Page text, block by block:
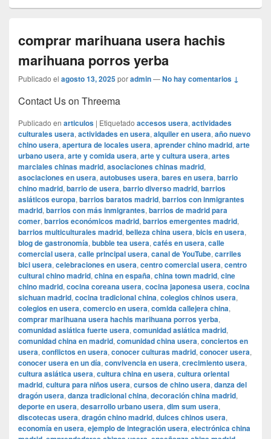
comprar marihuana usera hachis
marihuana porros yerba
Publicado el agosto 13, 2025poradmin—No hay comentarios ↓
Contact Us on Threema
Publicado en articulos | Etiquetado accesos usera, actividades
culturales usera, actividades en usera, alquiler en usera, año nuevo
chino usera, apertura de locales usera, aprender chino madrid, arte
urbano usera, arte y comida usera, arte y cultura usera, artes
marciales chinas madrid, asociaciones chinas madrid,
asociaciones en usera, autobuses usera, bares en usera, barrio
chino madrid, barrio de usera, barrio diverso madrid, barrios
asiáticos europa, barrios baratos madrid, barrios con inmigrantes
madrid, barrios con más inmigrantes, barrios de madrid para
comer, barrios económicos madrid, barrios emergentes madrid,
barrios multiculturales madrid, belleza china usera, bicis en usera,
blog de gastronomía, bubble tea usera, cafés en usera, calle
comercial usera, calle principal usera, canal de YouTube, carriles
bici usera, celebraciones en usera, centro comercial usera, centro
cultural chino madrid, china en españa, china town madrid, cine
chino madrid, cocina coreana usera, cocina japonesa usera, cocina
sichuan madrid, cocina tradicional china, colegios chinos usera,
colegios en usera, comercio en usera, comida callejera china,
comprar marihuana usera hachis marihuana porros yerba,
comunidad asiática fuerte usera, comunidad asiática madrid,
comunidad china en madrid, comunidad china usera, conciertos en
usera, conflictos en usera, conocer culturas madrid, conocer usera,
conocer usera en un día, convivencia en usera, crecimiento usera,
cultura asiática usera, cultura china en usera, cultura oriental
madrid, cultura para niños usera, cursos de chino usera, danza del
dragón usera, danza tradicional china, decoración china madrid,
deporte en usera, desarrollo urbano usera, dim sum usera,
discotecas usera, dragón chino madrid, dulces chinos usera,
economía en usera, ejemplo de integración usera, electrónica china